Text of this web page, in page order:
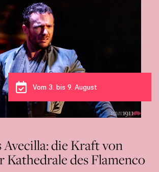
Vom 3. bis 9. August
Avecilla: die Kraft von
Kathedrale des Flamenco